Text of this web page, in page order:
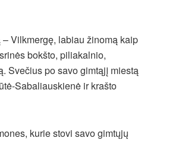
Vilkmergę, labiau žinomą kaip
bokšto, piliakalnio,
Svečius po savo gimtąjį miestą
Sabaliauskienė ir krašto
kurie stovi savo gimtųjų